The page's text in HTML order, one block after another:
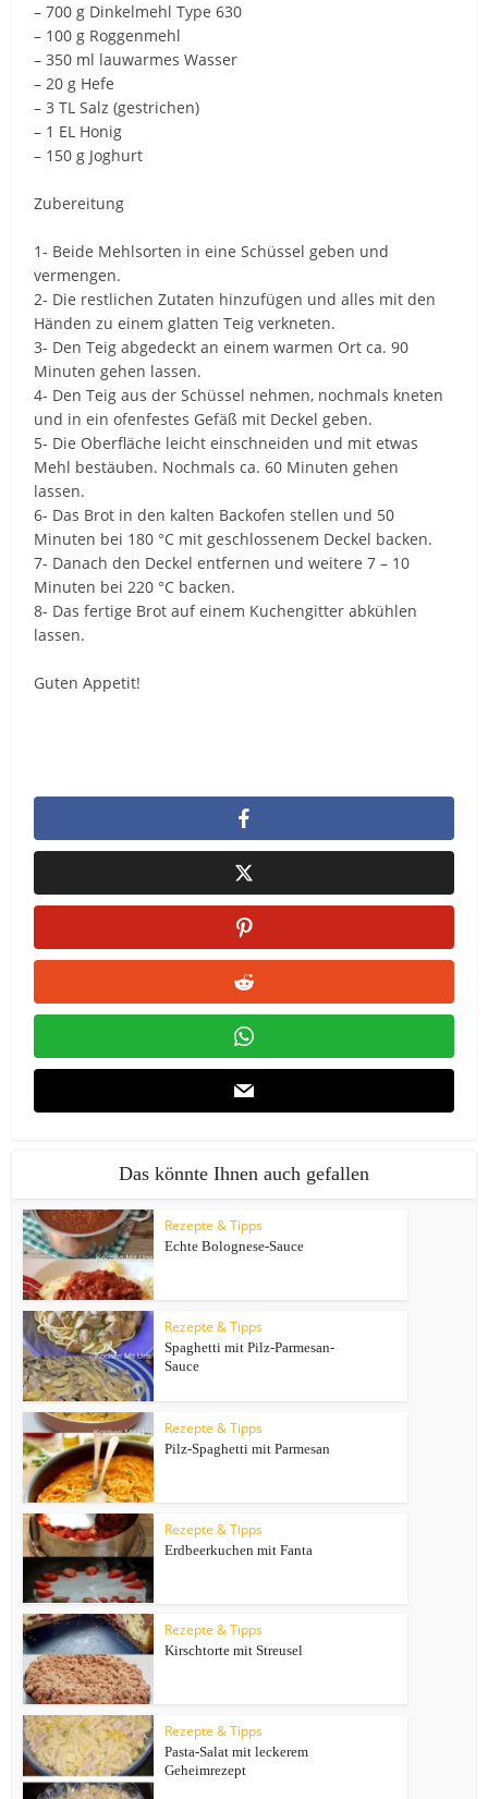
– 700 g Dinkelmehl Type 630
– 100 g Roggenmehl
– 350 ml lauwarmes Wasser
– 20 g Hefe
– 3 TL Salz (gestrichen)
– 1 EL Honig
– 150 g Joghurt
Zubereitung
1- Beide Mehlsorten in eine Schüssel geben und
vermengen.
2- Die restlichen Zutaten hinzufügen und alles mit den
Händen zu einem glatten Teig verkneten.
3- Den Teig abgedeckt an einem warmen Ort ca. 90
Minuten gehen lassen.
4- Den Teig aus der Schüssel nehmen, nochmals kneten
und in ein ofenfestes Gefäß mit Deckel geben.
5- Die Oberfläche leicht einschneiden und mit etwas
Mehl bestäuben. Nochmals ca. 60 Minuten gehen
lassen.
6- Das Brot in den kalten Backofen stellen und 50
Minuten bei 180 °C mit geschlossenem Deckel backen.
7- Danach den Deckel entfernen und weitere 7 – 10
Minuten bei 220 °C backen.
8- Das fertige Brot auf einem Kuchengitter abkühlen
lassen.
Guten Appetit!
Das könnte Ihnen auch gefallen
Rezepte & Tipps
Echte Bolognese-Sauce
Rezepte & Tipps
Spaghetti mit Pilz-Parmesan-
Sauce
Rezepte & Tipps
Pilz-Spaghetti mit Parmesan
Rezepte & Tipps
Erdbeerkuchen mit Fanta
Rezepte & Tipps
Kirschtorte mit Streusel
Rezepte & Tipps
Pasta-Salat mit leckerem
Geheimrezept